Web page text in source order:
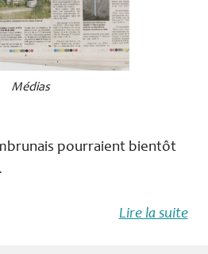
Médias
pourraient bientôt
Lire la suite